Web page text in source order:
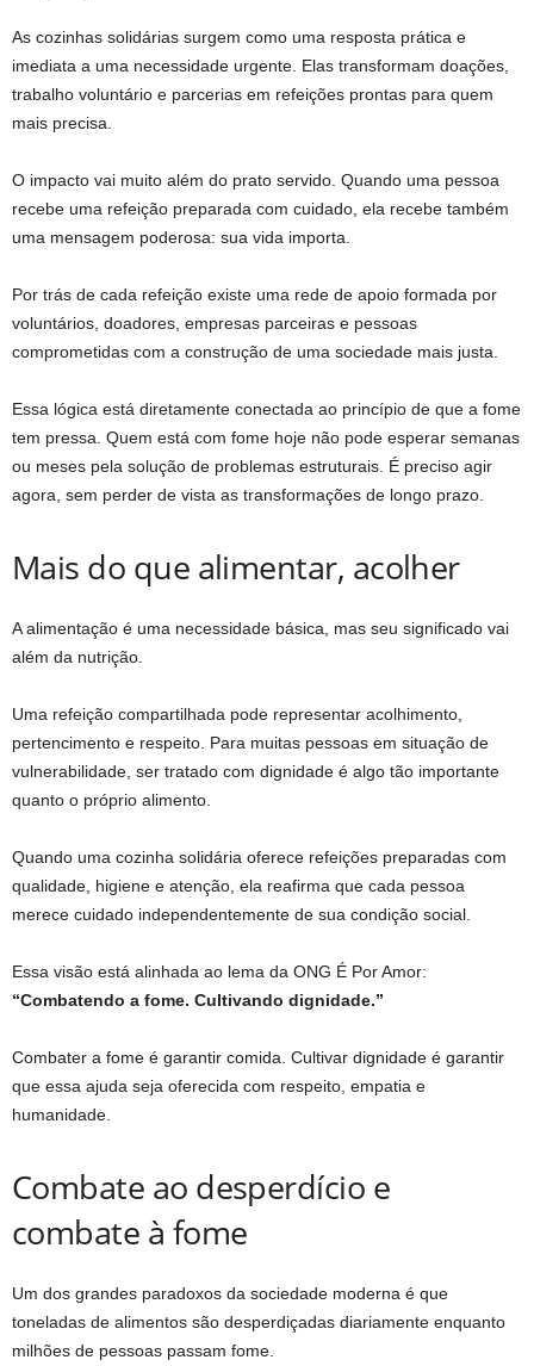
As cozinhas solidárias surgem como uma resposta prática e
imediata a uma necessidade urgente. Elas transformam doações,
trabalho voluntário e parcerias em refeições prontas para quem
mais precisa.
O impacto vai muito além do prato servido. Quando uma pessoa
recebe uma refeição preparada com cuidado, ela recebe também
uma mensagem poderosa: sua vida importa.
Por trás de cada refeição existe uma rede de apoio formada por
voluntários, doadores, empresas parceiras e pessoas
comprometidas com a construção de uma sociedade mais justa.
Essa lógica está diretamente conectada ao princípio de que a fome
tem pressa. Quem está com fome hoje não pode esperar semanas
ou meses pela solução de problemas estruturais. É preciso agir
agora, sem perder de vista as transformações de longo prazo.
Mais do que alimentar, acolher
A alimentação é uma necessidade básica, mas seu significado vai
além da nutrição.
Uma refeição compartilhada pode representar acolhimento,
pertencimento e respeito. Para muitas pessoas em situação de
vulnerabilidade, ser tratado com dignidade é algo tão importante
quanto o próprio alimento.
Quando uma cozinha solidária oferece refeições preparadas com
qualidade, higiene e atenção, ela reafirma que cada pessoa
merece cuidado independentemente de sua condição social.
Essa visão está alinhada ao lema da ONG É Por Amor:
“Combatendo a fome. Cultivando dignidade.”
Combater a fome é garantir comida. Cultivar dignidade é garantir
que essa ajuda seja oferecida com respeito, empatia e
humanidade.
Combate ao desperdício e
combate à fome
Um dos grandes paradoxos da sociedade moderna é que
toneladas de alimentos são desperdiçadas diariamente enquanto
milhões de pessoas passam fome.